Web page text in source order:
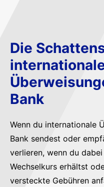
Die
Bank
Wenn du internationale
Bank sendest oder
verlieren, wenn du
Wechselkurs erhältst
versteckte Gebühren